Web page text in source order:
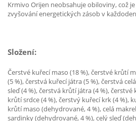
Krmivo Orijen neobsahuje obiloviny, což
zvyšování energetických zásob v
Složení:
Čerstvé kuřecí maso (18 %), čerstvé krůtí
(5 %), čerstvá kuřecí játra (5 %), čerstvá
sleď (4 %), čerstvá krůtí játra (4 %), čerstvé
krůtí srdce (4 %), čerstvý kuřecí krk (4 %),
krůtí maso (dehydrované, 4 %), celá
sardinky (dehydrované, 4 %), celý sleď